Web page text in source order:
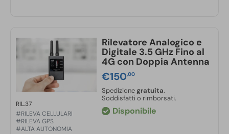
RIL.37
#RILEVA CELLULARI
#RILEVA GPS
#ALTA AUTONOMIA
Rilevatore Analogico e
Digitale 3.5 GHz Fino al
4G con Doppia Antenna
€150,00
Spedizione gratuita.
Soddisfatti o rimborsati.
Disponibile